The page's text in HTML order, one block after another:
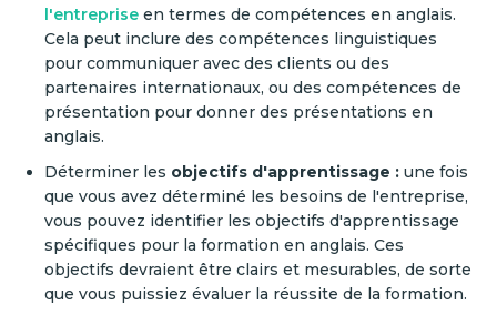
l'entreprise en termes de compétences en anglais.
Cela peut inclure des compétences linguistiques
pour communiquer avec des clients ou des
partenaires internationaux, ou des compétences de
présentation pour donner des présentations en
anglais.
Déterminer les objectifs d'apprentissage : une fois
que vous avez déterminé les besoins de l'entreprise,
vous pouvez identifier les objectifs d'apprentissage
spécifiques pour la formation en anglais. Ces
objectifs devraient être clairs et mesurables, de sorte
que vous puissiez évaluer la réussite de la formation.